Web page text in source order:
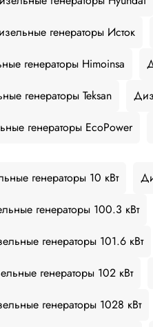
генераторы Исток
генераторы Himoinsa
генераторы Teksan
генераторы EcoPower
генераторы 10 кВт
генераторы 100.3 кВт
генераторы 101.6 кВт
генераторы 102 кВт
генераторы 1028 кВт